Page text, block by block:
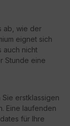
ab, wie der
eignet sich
auch nicht
Stunde eine
Sie erstklassigen
Eine laufenden
für Ihre